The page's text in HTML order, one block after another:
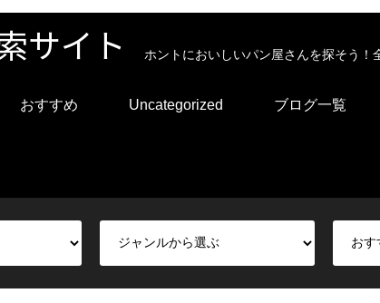
サイト ホントにおいしいパン屋さんを探そう
おすすめ Uncategorized ブログ一覧